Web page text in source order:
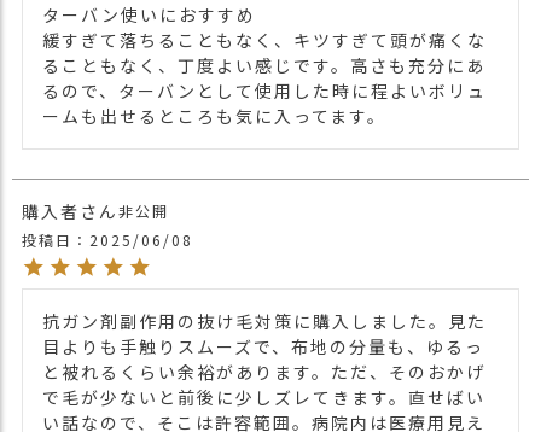
注意点
や雨などでぬれた時は他の衣料等に移染す
る場合がございますのでお気を付け下さ
い。
・多少実際のカラーと異なる場合がござい
ます。ご不安な事などございましたらお気
軽にお問い合わせ下さい。
関連商品
カラー
・ブラック 黒色 BLACK
・グレー 灰色 GRAY
・ベージュ 薄茶色 BEIGE
・テラコッタ TERRACOTTA
ターバン使いにおすすめ
緩すぎて落ちることもなく、キツすぎて頭が痛くな
ることもなく、丁度よい感じです。高さも充分にあ
るので、ターバンとして使用した時に程よいボリュ
ームも出せるところも気に入ってます。
購入者
非公開
投稿日
2025/06/08
抗ガン剤副作用の抜け毛対策に購入しました。見た
目よりも手触りスムーズで、布地の分量も、ゆるっ
と被れるくらい余裕があります。ただ、そのおかげ
で毛が少ないと前後に少しズレてきます。直せばい
い話なので、そこは許容範囲。病院内は医療用見え